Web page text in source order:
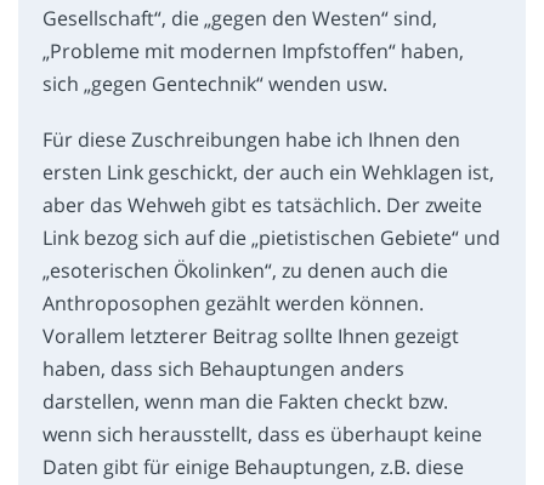
Gesellschaft“, die „gegen den Westen“ sind,
„Probleme mit modernen Impfstoffen“ haben,
sich „gegen Gentechnik“ wenden usw.
Für diese Zuschreibungen habe ich Ihnen den
ersten Link geschickt, der auch ein Wehklagen ist,
aber das Wehweh gibt es tatsächlich. Der zweite
Link bezog sich auf die „pietistischen Gebiete“ und
„esoterischen Ökolinken“, zu denen auch die
Anthroposophen gezählt werden können.
Vorallem letzterer Beitrag sollte Ihnen gezeigt
haben, dass sich Behauptungen anders
darstellen, wenn man die Fakten checkt bzw.
wenn sich herausstellt, dass es überhaupt keine
Daten gibt für einige Behauptungen, z.B. diese